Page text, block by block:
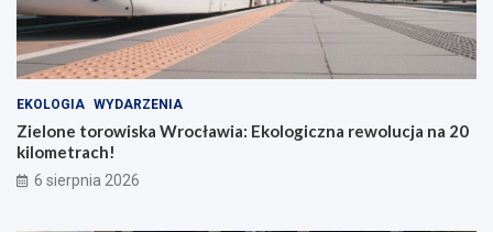
EKOLOGIA WYDARZENIA
Zielone torowiska Wrocławia: Ekologiczna rewolucja na 20
kilometrach!
6 sierpnia 2026